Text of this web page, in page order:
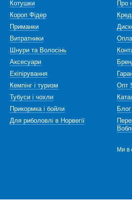
запитання:
Де купити електричну
котушку Shimano у магазині
у нас, ви отримуєте безкоштовну
вибрати електричну
котушки
Ви можете у
Івано-Франківськ, Ужгород, Вінницю,
Котушки
Короп Фідер
Приманки
Витратники
Шнури та Волосінь
Аксесуари
Екіпірування
Кемпінг і туризм
Тубуси і чохли
Прикормка і бойли
Для риболовлі в Норвегії
Про
Опт
Блог
Ми в